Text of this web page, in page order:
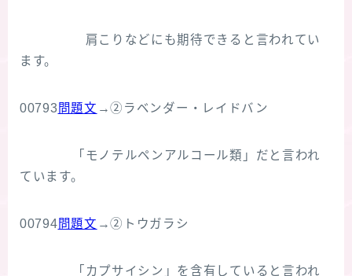
肩こりなどにも期待できると言われてい
ます。
00793問題文 →②ラベンダー・レイドバン
「モノテルペンアルコール類」だと言われ
ています。
00794問題文 →②トウガラシ
「カプサイシン」を含有していると言われ